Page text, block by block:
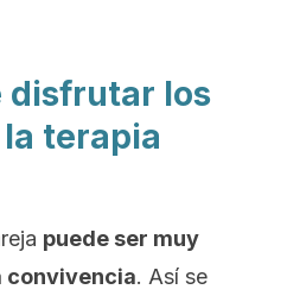
disfrutar los
terapia
puede ser muy
convivencia. Así se